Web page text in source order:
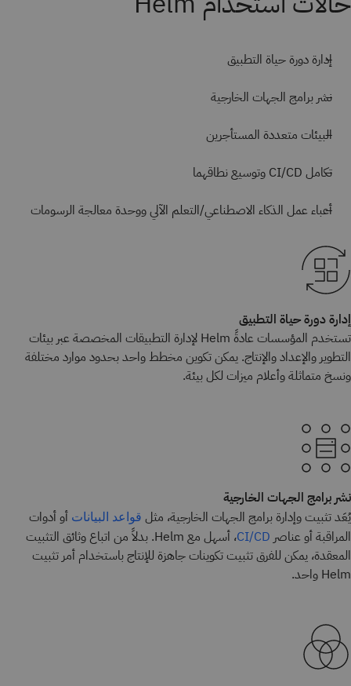
إدارة دورة حياة التطبيق
نشر برامج الجهات الخارجية
البيئات متعددة المستأجرين
تكامل CI/CD وتوسيع نطاقهما
أعباء عمل الذكاء الاصطناعي/التعلم الآلي ووحدة معالجة الرسومات
إدارة دورة حياة التطبيق
تستخدم المؤسسات عادةً Helm لإدارة التطبيقات المخصصة عبر بيئات
التطوير والإعداد والإنتاج. يمكن تكوين مخطط واحد بحدود موارد مختلفة
ونسخ متماثلة وأعلام ميزات لكل بيئة.
نشر برامج الجهات الخارجية
يُعَد تثبيت وإدارة برامج الجهات الخارجية، مثل قواعد البيانات أو أدوات
المراقبة أو عناصر CI/CD
، أسهل مع Helm. بدلاً من اتباع وثائق التثبيت
المعقدة، يمكن للفرق تثبيت تكوينات جاهزة للإنتاج باستخدام أمر تثبيت
Helm واحد.